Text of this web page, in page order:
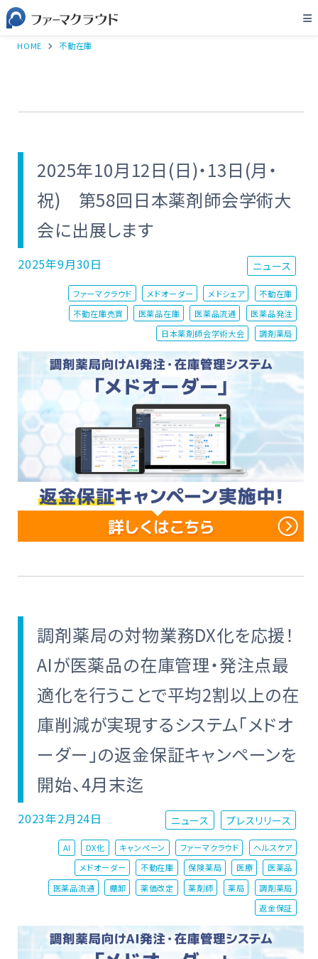
HOME 不動在庫
2025年10月12日(日)・13日(月・
祝) 第58回日本薬剤師会学術大
会に出展します
2025年9月30日 ニュース
ファーマクラウド メドオーダー メドシェア
不動在庫
不動在庫売買
医薬品在庫 医薬品流通
医薬品発注
日本薬剤師会学術大会
調剤薬局
調剤薬局の対物業務DX化を応援！
AIが医薬品の在庫管理・発注点最
適化を行うことで平均2割以上の在
庫削減が実現するシステム「メドオ
ーダー」の返金保証キャンペーンを
開始、4月末迄
2023年2月24日 ニュース プレスリリース
AI DX化 キャンペーン ファーマクラウド
ヘルスケア
メドオーダー
不動在庫 保険薬局 医療
医薬品
医薬品流通
棚卸 薬価改定 薬剤師 薬局
調剤薬局
返金保証